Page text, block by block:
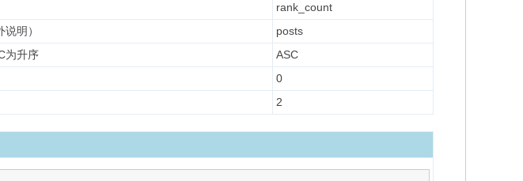
rank_count
明）
posts
为升序
ASC
0
2